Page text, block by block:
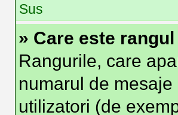
Sus
» Care este
Rangurile, care
numarul de
utilizatori (de